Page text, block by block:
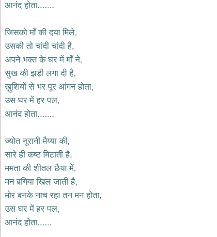
bhajans
भजन
hanuman
bhajans
साईं
भजन
sai
bhajans
जैन
भजन
दुर्गा
भजन
durga
bhajans
भजन
ganesh
आनंद होता.......
जिसको माँ की दया मिले,
उसकी तो चांदी चांदी है,
अपने भक्त के घर में माँ ने,
सुख की झड़ी लगा दी है,
ख़ुशियों से भर पूर आंगन होता,
उस घर में हर पल,
आनंद होता.......
ज्योत नूरानी मैय्या की,
सारे ही कष्ट मिटाती है,
ममता की शीतल छैया में,
मन बगिया खिल जाती है,
मोर बनके नाच रहा तन मन होता,
उस घर में हर पल,
आनंद होता......